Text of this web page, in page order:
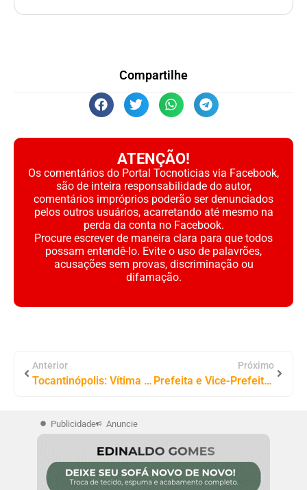
Compartilhe
ATENÇÃO!
Os comentários do Portal Tocnoticias via Facebook,
são de inteira responsabilidade do autor,
comentários impróprios poderão ser denunciados
pelos outros usuários, acarretando até mesmo na
perda da conta no Facebook.
Procure escrever de maneira clara para que todos
possam entendê-lo. Evite o uso de palavrões,
acusações sem provas, discriminação ou
difamação.
Anterior
Tocantinópolis: Vítima de Feminicídio Relatou Medo em Áudios Antes de Ser Morta a Facadas
Próximo
Prefeita e Vice-Prefeito de Praia Norte Têm Diplomas Cassados; Ex-prefeito Ho Che Min é Declarado Inelegível pela Justiça Eleitoral
Publicidade Anuncie